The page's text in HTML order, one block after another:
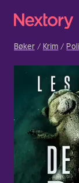
Bøker Krim